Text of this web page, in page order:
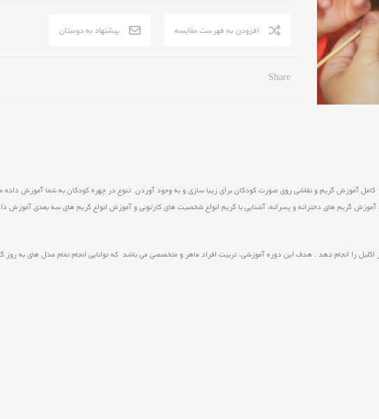
Share
گریم و نقاشی روی صورت کودکان برای زیبا سازی و به وجود آوردن تنوع در چهره کودکان به شما آموزش
گریم های دخترانه و پسرانه، آشنایی با گریم انواع شخصیت های کارتونی و آموزش انواع گریم های سه بعدی آموزش
را انجام دهد . هدف این دوره آموزشی، تربیت افراد ماهر و متخصصی می باشد که توانایی انجام تمام مدل های به روز